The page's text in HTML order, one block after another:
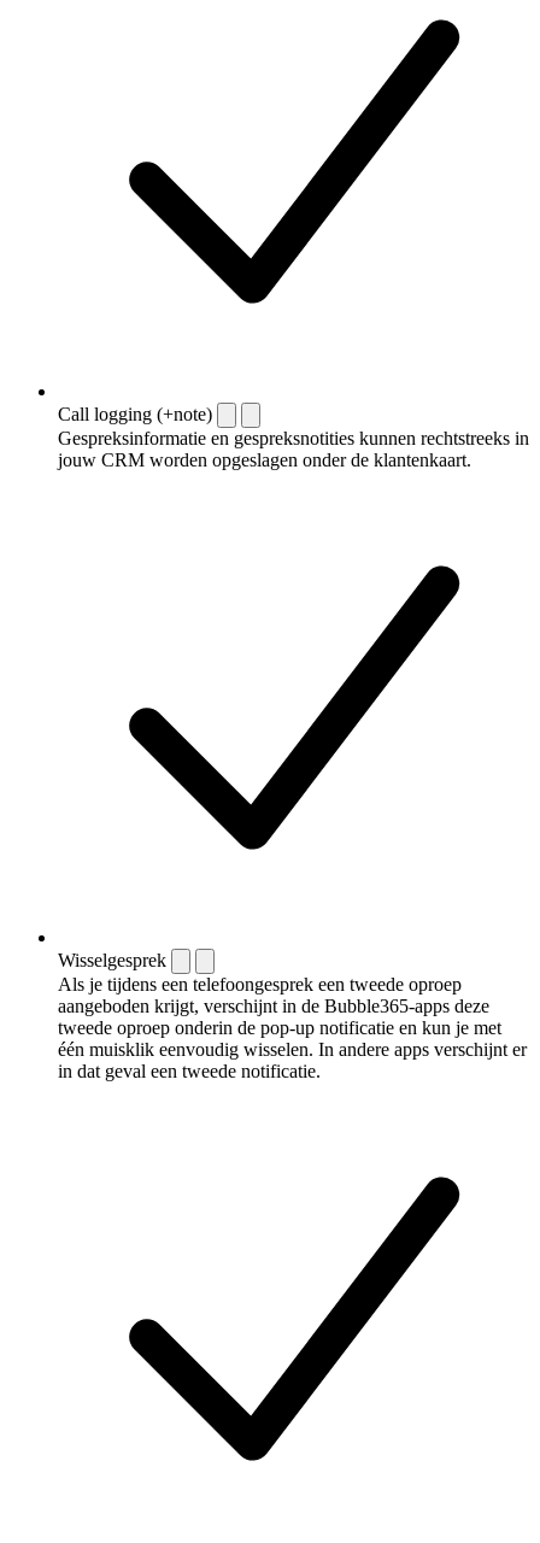
Call logging (+note)
Gespreksinformatie en gespreksnotities kunnen rechtstreeks in
jouw CRM worden opgeslagen onder de klantenkaart.
Wisselgesprek
Als je tijdens een telefoongesprek een tweede oproep
aangeboden krijgt, verschijnt in de Bubble365-apps deze
tweede oproep onderin de pop-up notificatie en kun je met
één muisklik eenvoudig wisselen. In andere apps verschijnt er
in dat geval een tweede notificatie.